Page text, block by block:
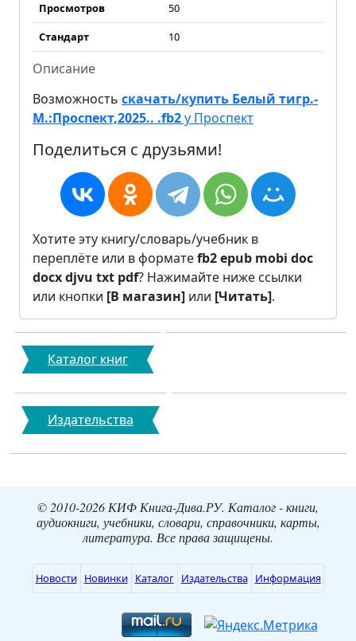
Просмотров
50
Стандарт
10
Описание
Возможность скачать/купить Белый тигр.-
М.:Проспект,2025.. .fb2у Проспект
Поделиться с друзьями!
Хотите эту книгу/словарь/учебник в
переплёте или в форматеfb2epub mobi doc
docxdjvu txt pdf? Нажимайте ниже ссылки
или кнопки [В магазин] или [Читать].
Каталог книг
Издательства
© 2010-2026 КИФ Книга-Дива.РУ. Каталог - книги,
аудиокниги, учебники, словари, справочники, карты,
литература. Все права защищены.
Новости Новинки Каталог Издательства Информация